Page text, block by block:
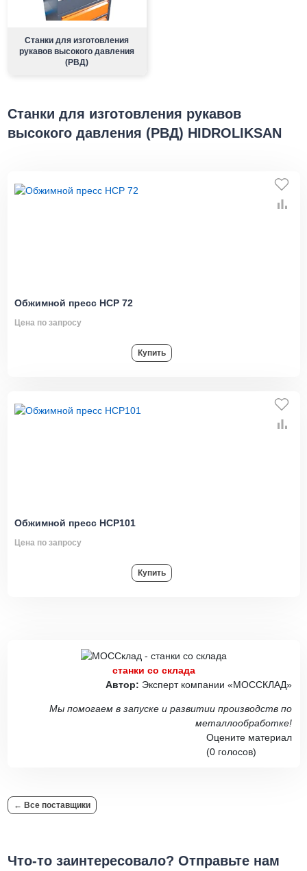
Станки для изготовления
рукавов высокого давления
(РВД)
Станки для изготовления рукавов
высокого давления (РВД) HIDROLIKSAN
Обжимной пресс HCP 72
Цена по запросу
Купить
Обжимной пресс HCP101
Цена по запросу
Купить
станки со склада
Автор: Эксперт компании «МОССКЛАД»
Мы помогаем в запуске и развитии производств по
металлообработке!
Оцените материал
(0 голосов)
← Все поставщики
Что-то заинтересовало? Отправьте нам